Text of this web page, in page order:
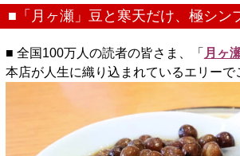
■「月ヶ瀬」豆と寒天だけ、極シン
■ 全国100万人の読者の皆さま、「 月ヶ
本店が人生に織り込まれているエリーで